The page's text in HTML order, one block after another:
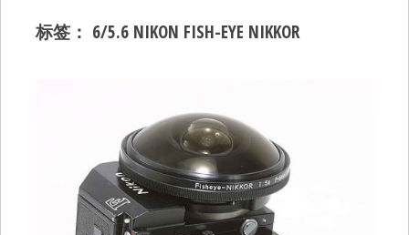
标签： 6/5.6 NIKON FISH-EYE NIKKOR